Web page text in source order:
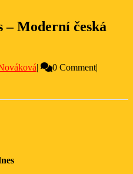
– Moderní česká
Kateřina
| 0 Comment|